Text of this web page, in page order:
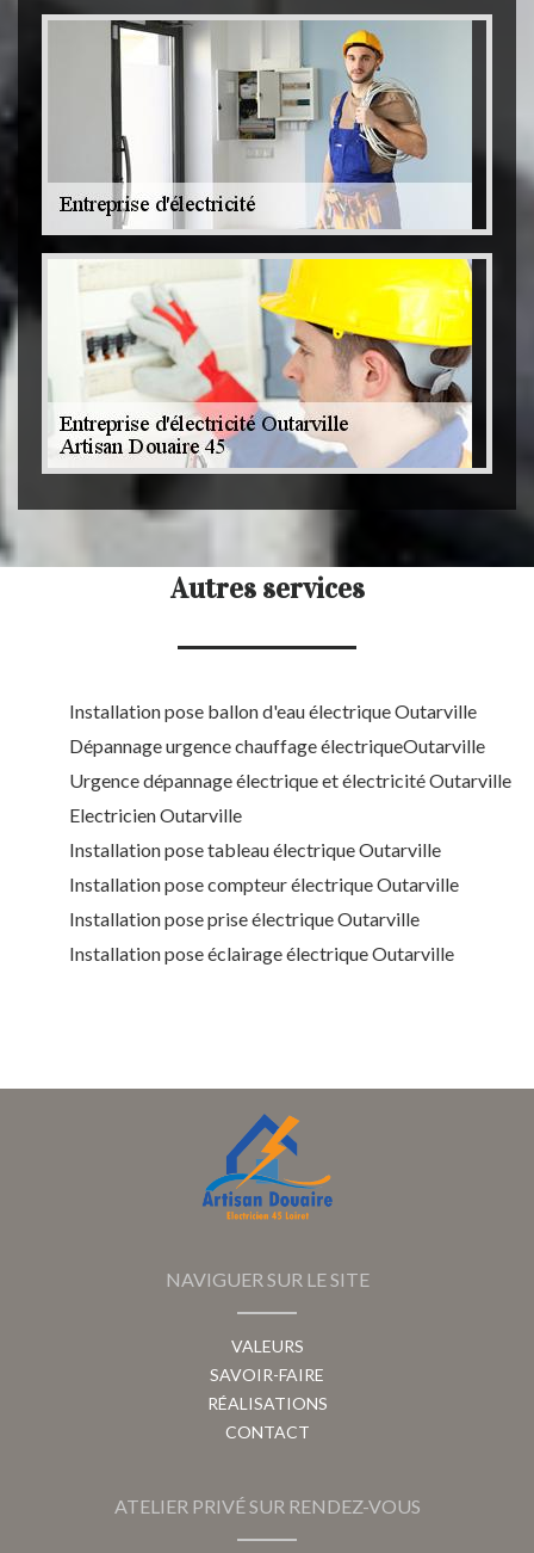
Autres services
Installation pose ballon d'eau électrique Outarville
Dépannage urgence chauffage électriqueOutarville
Urgence dépannage électrique et électricité Outarville
Electricien Outarville
Installation pose tableau électrique Outarville
Installation pose compteur électrique Outarville
Installation pose prise électrique Outarville
Installation pose éclairage électrique Outarville
NAVIGUER SUR LE SITE
VALEURS
SAVOIR-FAIRE
RÉALISATIONS
CONTACT
ATELIER PRIVÉ SUR RENDEZ-VOUS